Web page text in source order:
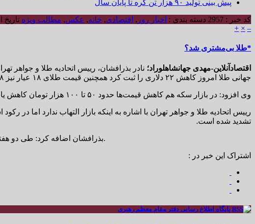
پیش بینی تولید ۹۰ هزار تن کره تا پایان سال
کد خبر : 2957 دسته بندی : اخبار روز , اقتصادی, خانه, عکس, مطالب ویژه تاریخ انتشار :
–
×
+
*طلا بی‌مشتری شد؟
اقتصادآنلاین-مهدی جهانشاهلوراد؛ نادر بذرافشان، رییس اتحادیه طلا و جواهر
جهانی طلا امروز کاهش ۲۲ دلاری را ثبت کرد همچنین قیمت طلای ۱۸ عیار نیز ۸ هزار تومان کاهش یافت.
وی افزود: در بازار سکه هم کاهش قیمت‌ها حدود ۵۰ تا ۱۰۰ هزار تومان کاهش یافت و حباب سکه به ۴ میلیون و ۷۰۰ هزار تومان رسید.
رییس اتحادیه طلا و جواهر تهران با اشاره به اینکه بازار التهاب ندارد اما
تشدید شده است.
بذرافشان اضافه کرد: طی دو هفته گذشته کاهش تقاضا در بازار طلا شدت گرفته است و از روز چهارشنبه که وارد محرم شدیم تقریبا هیچ تقاضایی در بازار نیست.
اشتراک این خبر در :
پایگاه اطلاع رسانی دفتر مقام معظم رهبری